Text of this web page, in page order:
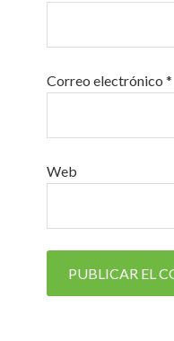
Correo electrónico*
Web